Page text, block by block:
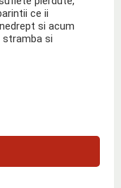
ce ii
si acum
stramba si